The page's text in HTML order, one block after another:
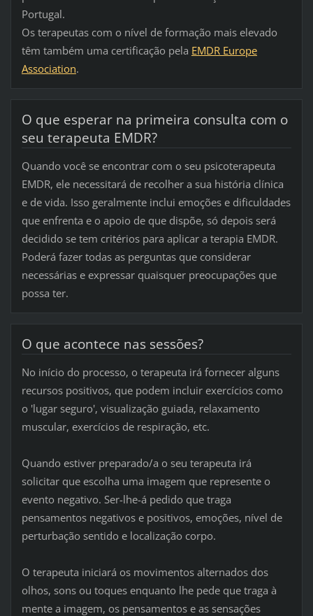
Portugal.
Os terapeutas com o nível de formação mais elevado
têm também uma certificação pela EMDR Europe
Association.
O que esperar na primeira consulta com o
seu terapeuta EMDR?
Quando você se encontrar com o seu psicoterapeuta
EMDR, ele necessitará de recolher a sua história clínica
e de vida. Isso geralmente inclui emoções e dificuldades
que enfrenta e o apoio de que dispõe, só depois será
decidido se tem critérios para aplicar a terapia EMDR.
Poderá fazer todas as perguntas que considerar
necessárias e expressar quaisquer preocupações que
possa ter.
O que acontece nas sessões?
No início do processo, o terapeuta irá fornecer alguns
recursos positivos, que podem incluir exercícios como
o 'lugar seguro', visualização guiada, relaxamento
muscular, exercícios de respiração, etc.
Quando estiver preparado/a o seu terapeuta irá
solicitar que escolha uma imagem que represente o
evento negativo. Ser-lhe-á pedido que traga
pensamentos negativos e positivos, emoções, nível de
perturbação sentido e localização corpo.
O terapeuta iniciará os movimentos alternados dos
olhos, sons ou toques enquanto lhe pede que traga à
mente a imagem, os pensamentos e as sensações